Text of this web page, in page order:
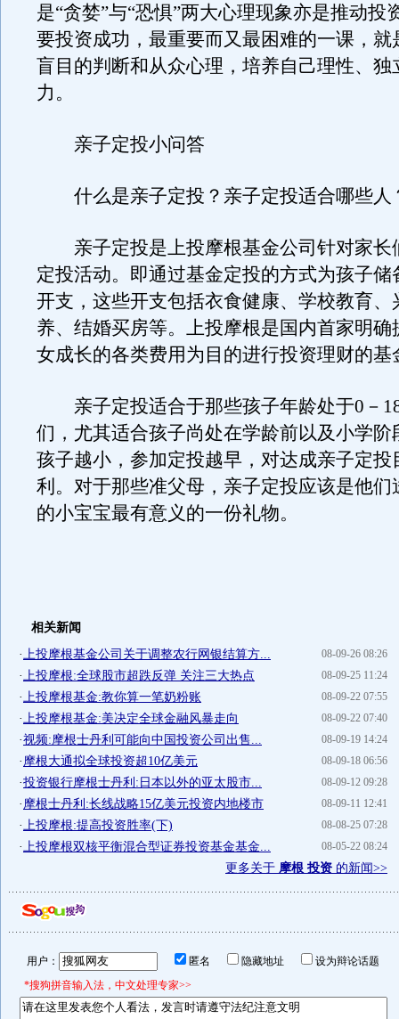
是“贪婪”与“恐惧”两大心理现象亦是推动投
要投资成功，最重要而又最困难的一课，就
盲目的判断和从众心理，培养自己理性、独
力。
亲子定投小问答
什么是亲子定投？亲子定投适合哪些人
亲子定投是上投摩根基金公司针对家长
定投活动。即通过基金定投的方式为孩子储
开支，这些开支包括衣食健康、学校教育、
养、结婚买房等。上投摩根是国内首家明确
女成长的各类费用为目的进行投资理财的基
亲子定投适合于那些孩子年龄处于0－
们，尤其适合孩子尚处在学龄前以及小学阶
孩子越小，参加定投越早，对达成亲子定投
利。对于那些准父母，亲子定投应该是他们
的小宝宝最有意义的一份礼物。
相关新闻
08-09-26 08:26
· 上投摩根基金公司关于调整农行网银结算方...
08-09-25 11:24
· 上投摩根:全球股市超跌反弹 关注三大热点
08-09-22 07:55
· 上投摩根基金:教你算一笔奶粉账
08-09-22 07:40
· 上投摩根基金:美决定全球金融风暴走向
08-09-19 14:24
·视频:摩根士丹利可能向中国投资公司出售...
08-09-18 06:56
·摩根大通拟全球投资超10亿美元
08-09-12 09:28
·投资银行摩根士丹利:日本以外的亚太股市...
08-09-11 12:41
·摩根士丹利:长线战略15亿美元投资内地楼市
08-08-25 07:28
· 上投摩根:提高投资胜率(下)
08-05-22 08:24
· 上投摩根双核平衡混合型证券投资基金基金...
更多关于 摩根 投资 的新闻>>
用户： 匿名 隐藏地址
设为辩论话题
*搜狗拼音输入法，中文处理专家>>